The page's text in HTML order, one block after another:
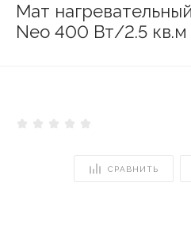
Мат
Neo 400 Вт/2.5 кв.м
СРАВНИТЬ